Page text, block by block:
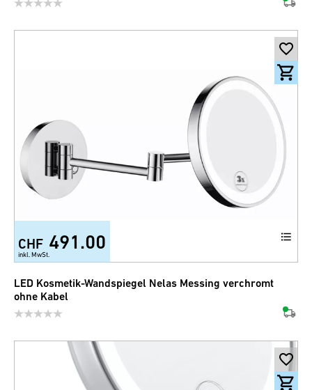
CHF 491.00
inkl. MwSt.
LED Kosmetik-Wandspiegel Nelas Messing verchromt
ohne Kabel